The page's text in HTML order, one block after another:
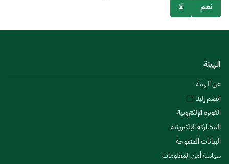
نعم
لا
الهيئة
عن الهيئة
انضم إلينا
الفوترة الإلكترونية
المشاركة الإلكترونية
البيانات المفتوحة
سياسة أمن المعلومات